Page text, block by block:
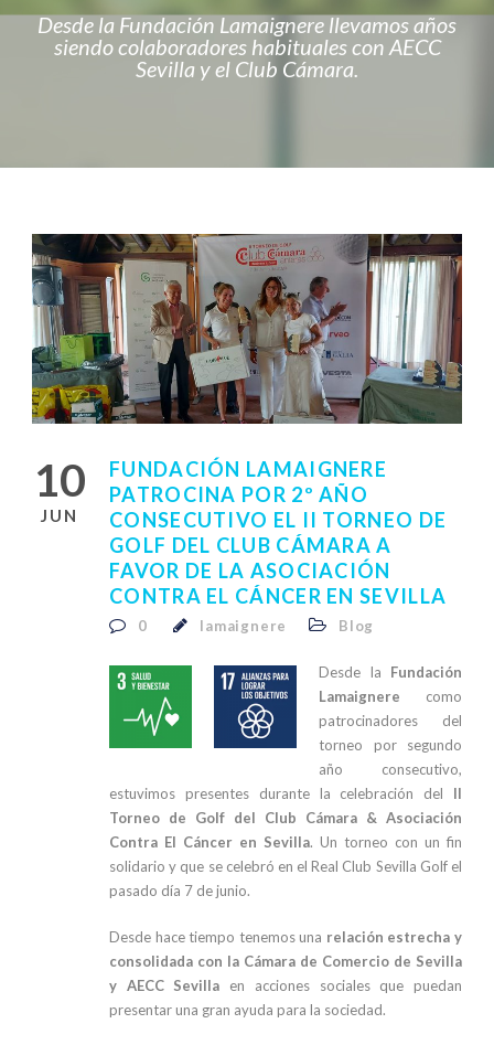
Desde la Fundación Lamaignere llevamos años
siendo colaboradores habituales con AECC
Sevilla y el Club Cámara.
10
JUN
FUNDACIÓN LAMAIGNERE
PATROCINA POR 2º AÑO
CONSECUTIVO EL II TORNEO DE
GOLF DEL CLUB CÁMARA A
FAVOR DE LA ASOCIACIÓN
CONTRA EL CÁNCER EN SEVILLA
0 lamaignere Blog
Desde la Fundación
Lamaignere como
patrocinadores del
torneo por segundo
año consecutivo,
estuvimos presentes durante la celebración del II
Torneo de Golf del Club Cámara & Asociación
Contra El Cáncer en Sevilla. Un torneo con un fin
solidario y que se celebró en el Real Club Sevilla Golf el
pasado día 7 de junio.
Desde hace tiempo tenemos una relación estrecha y
consolidada con la Cámara de Comercio de Sevilla
y AECC Sevilla en acciones sociales que puedan
presentar una gran ayuda para la sociedad.